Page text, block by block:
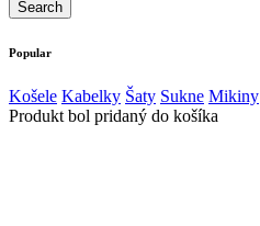
Popular
Košele Kabelky Šaty Sukne Mikiny
Produkt bol pridaný do košíka